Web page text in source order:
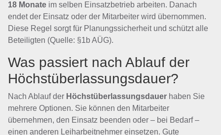
18 Monate im selben Einsatzbetrieb arbeiten. Danach
endet der Einsatz oder der Mitarbeiter wird übernommen.
Diese Regel sorgt für Planungssicherheit und schützt alle
Beteiligten (Quelle: §1b AÜG).
Was passiert nach Ablauf der
Höchstüberlassungsdauer?
Nach Ablauf der Höchstüberlassungsdauer haben Sie
mehrere Optionen. Sie können den Mitarbeiter
übernehmen, den Einsatz beenden oder – bei Bedarf –
einen anderen Leiharbeitnehmer einsetzen. Gute